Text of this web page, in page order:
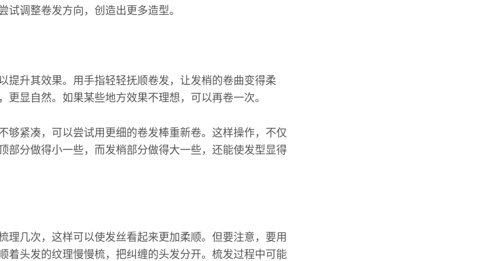
试调整卷发方向，创造出更多造型。
提升其效果。用手指轻轻抚顺卷发，让发梢的卷曲变得柔
更显自然。如果某些地方效果不理想，可以再卷一次。
够紧凑，可以尝试用更细的卷发棒重新卷。这样操作，不仅
部分做得小一些，而发梢部分做得大一些，还能使发型显得
理几次，这样可以使发丝看起来更加柔顺。但要注意，要用
着头发的纹理慢慢梳，把纠缠的头发分开。梳发过程中可能